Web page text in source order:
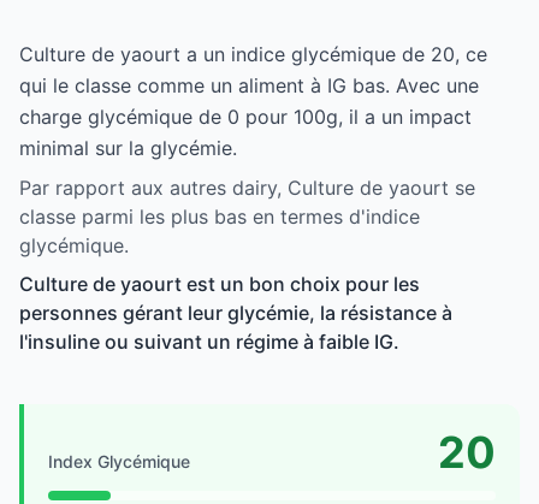
Culture de yaourt a un indice glycémique de 20, ce
qui le classe comme un aliment à IG bas. Avec une
charge glycémique de 0 pour 100g, il a un impact
minimal sur la glycémie.
Par rapport aux autres dairy, Culture de yaourt se
classe parmi les plus bas en termes d'indice
glycémique.
Culture de yaourt est un bon choix pour les
personnes gérant leur glycémie, la résistance à
l'insuline ou suivant un régime à faible IG.
Index Glycémique 20